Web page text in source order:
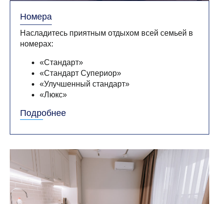
Номера
Насладитесь приятным отдыхом всей семьей в
номерах:
«Стандарт»
«Стандарт Супериор»
«Улучшенный стандарт»
«Люкс»
Подробнее